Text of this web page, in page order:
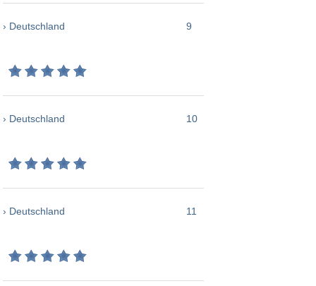
› Deutschland 9
› Deutschland 10
› Deutschland 11